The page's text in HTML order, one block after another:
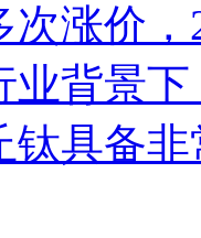
次涨价
业背景
钛具备